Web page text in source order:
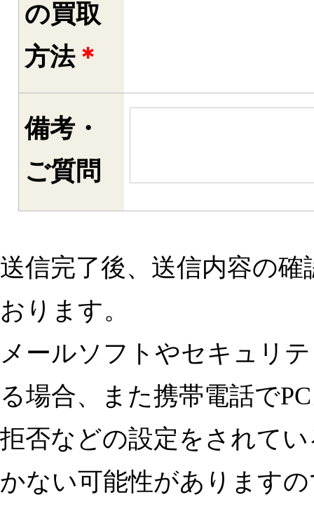
の買取
方法＊
備考・
ご質問
送信完了後、送信内容の
おります。
メールソフトやセキュリ
る場合、
また携帯電話で
拒否などの設定をされて
かない可能性があります